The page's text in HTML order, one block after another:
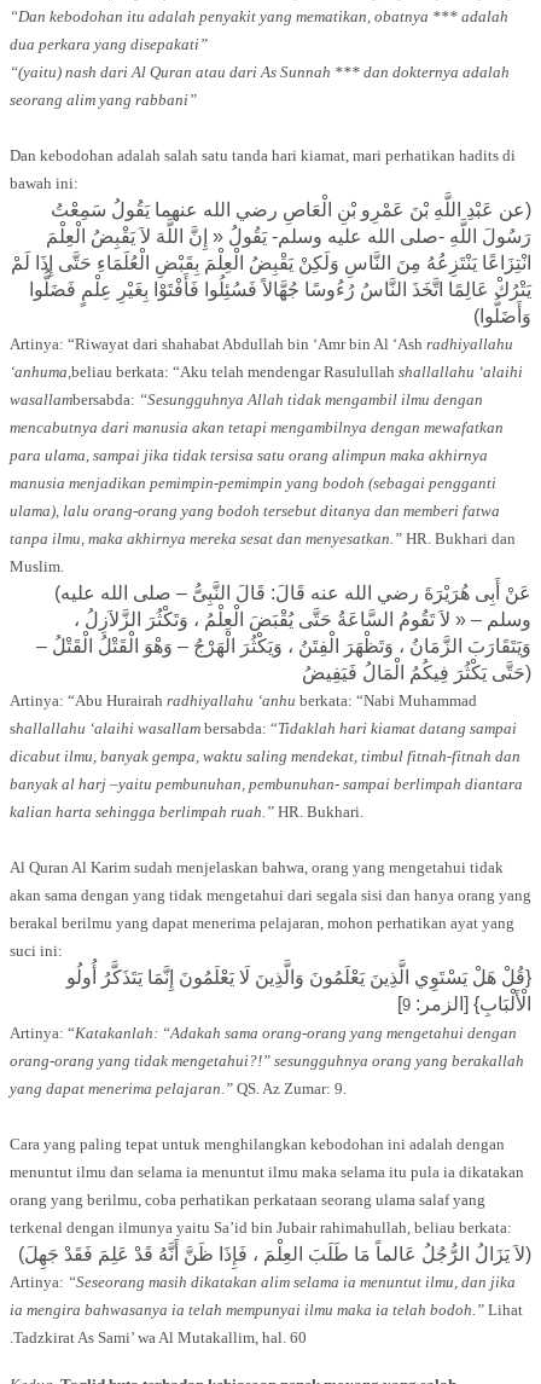
“Dan kebodohan itu adalah penyakit yang mematikan, obatnya *** adalah
dua perkara yang disepakati”
“(yaitu) nash dari Al Quran atau dari As Sunnah *** dan dokternya adalah
seorang alim yang rabbani”
Dan kebodohan adalah salah satu tanda hari kiamat, mari perhatikan hadits di
bawah ini:
(عن عَبْدِ اللَّهِ بْنَ عَمْرِو بْنِ الْعَاصِ رضي الله عنهما يَقُولُ سَمِعْتُ
رَسُولَ اللَّهِ -صلى الله عليه وسلم- يَقُولُ « إِنَّ اللَّهَ لاَ يَقْبِضُ الْعِلْمَ
انْتِزَاعًا يَنْتَزِعُهُ مِنَ النَّاسِ وَلَكِنْ يَقْبِضُ الْعِلْمَ بِقَبْضِ الْعُلَمَاءِ حَتَّى إِذَا لَمْ
يَتْرُكْ عَالِمًا اتَّخَذَ النَّاسُ رُءُوسًا جُهَّالاً فَسُئِلُوا فَأَفْتَوْا بِغَيْرِ عِلْمٍ فَضَلُّوا
وَأَضَلُّوا)
Artinya: “Riwayat dari shahabat Abdullah bin ‘Amr bin Al ‘Ash radhiyallahu
‘anhuma, beliau berkata: “Aku telah mendengar Rasulullah shallallahu ‘alaihi
wasallambersabda: “Sesungguhnya Allah tidak mengambil ilmu dengan
mencabutnya dari manusia akan tetapi mengambilnya dengan mewafatkan
para ulama, sampai jika tidak tersisa satu orang alimpun maka akhirnya
manusia menjadikan pemimpin-pemimpin yang bodoh (sebagai pengganti
ulama), lalu orang-orang yang bodoh tersebut ditanya dan memberi fatwa
tanpa ilmu, maka akhirnya mereka sesat dan menyesatkan.” HR. Bukhari dan
Muslim.
(عَنْ أَبِى هُرَيْرَةَ رضي الله عنه قَالَ: قَالَ النَّبِىُّ – صلى الله عليه
وسلم – « لاَ تَقُومُ السَّاعَةُ حَتَّى يُقْبَضَ الْعِلْمُ ، وَتَكْثُرَ الزَّلاَزِلُ ،
وَيَتَقَارَبَ الزَّمَانُ ، وَتَظْهَرَ الْفِتَنُ ، وَيَكْثُرَ الْهَرْجُ – وَهْوَ الْقَتْلُ الْقَتْلُ –
حَتَّى يَكْثُرَ فِيكُمُ الْمَالُ فَيَفِيضُ)
Artinya: “Abu Hurairah radhiyallahu ‘anhu berkata: “Nabi Muhammad
shallallahu ‘alaihi wasallam bersabda: “Tidaklah hari kiamat datang sampai
dicabut ilmu, banyak gempa, waktu saling mendekat, timbul fitnah-fitnah dan
banyak al harj –yaitu pembunuhan, pembunuhan- sampai berlimpah diantara
kalian harta sehingga berlimpah ruah.” HR. Bukhari.
Al Quran Al Karim sudah menjelaskan bahwa, orang yang mengetahui tidak
akan sama dengan yang tidak mengetahui dari segala sisi dan hanya orang yang
berakal berilmu yang dapat menerima pelajaran, mohon perhatikan ayat yang
suci ini:
{قُلْ هَلْ يَسْتَوِي الَّذِينَ يَعْلَمُونَ وَالَّذِينَ لَا يَعْلَمُونَ إِنَّمَا يَتَذَكَّرُ أُولُو
الْأَلْبَابِ} [الزمر: 9
]
Artinya: “Katakanlah: “Adakah sama orang-orang yang mengetahui dengan
orang-orang yang tidak mengetahui?!” sesungguhnya orang yang berakallah
yang dapat menerima pelajaran.” QS. Az Zumar: 9.
Cara yang paling tepat untuk menghilangkan kebodohan ini adalah dengan
menuntut ilmu dan selama ia menuntut ilmu maka selama itu pula ia dikatakan
orang yang berilmu, coba perhatikan perkataan seorang ulama salaf yang
terkenal dengan ilmunya yaitu Sa’id bin Jubair rahimahullah, beliau berkata:
(لاَ يَزَالُ الرُّجُلُ عَالماً مَا طَلَبَ العِلْمَ ، فَإِذَا ظَنَّ أَنَّهُ قَدْ عَلِمَ فَقَدْ جَهِلَ)
Artinya: “Seseorang masih dikatakan alim selama ia menuntut ilmu, dan jika
ia mengira bahwasanya ia telah mempunyai ilmu maka ia telah bodoh.” Lihat
Tadzkirat As Sami’ wa Al Mutakallim, hal. 60.